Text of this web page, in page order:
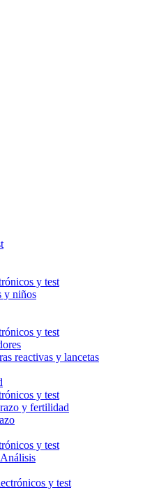
y test
y niños
y test
reactivas y lancetas
y test
y fertilidad
y test
y test